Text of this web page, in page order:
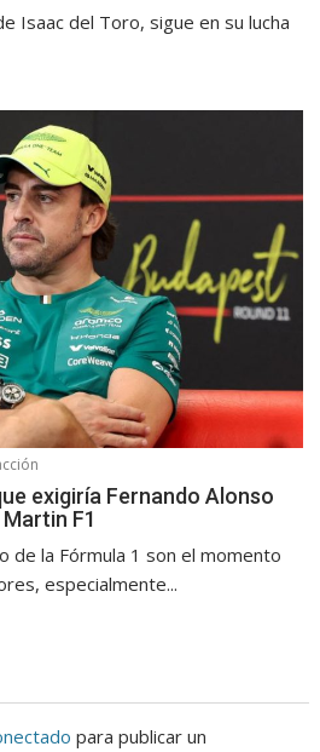
Isaac del Toro, sigue en su lucha
exigiría Fernando Alonso
F1
de la Fórmula 1 son el momento
especialmente...
para publicar un